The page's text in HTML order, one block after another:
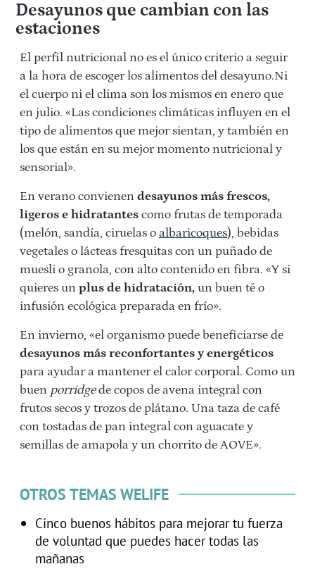
Desayunos que cambian con las
estaciones
El perfil nutricional no es el único criterio a seguir
a la hora de escoger los alimentos del desayuno.Ni
el cuerpo ni el clima son los mismos en enero que
en julio. «Las condiciones climáticas influyen en el
tipo de alimentos que mejor sientan, y también en
los que están en su mejor momento nutricional y
sensorial».
En verano convienen desayunos más frescos,
ligeros e hidratantes como frutas de temporada
(melón, sandía, ciruelas o albaricoques), bebidas
vegetales o lácteas fresquitas con un puñado de
muesli o granola, con alto contenido en fibra. «Y si
quieres un plus de hidratación, un buen té o
infusión ecológica preparada en frío».
En invierno, «el organismo puede beneficiarse de
desayunos más reconfortantes y energéticos
para ayudar a mantener el calor corporal. Como un
buen porridgede copos de avena integral con
frutos secos y trozos de plátano. Una taza de café
con tostadas de pan integral con aguacate y
semillas de amapola y un chorrito de AOVE».
OTROS TEMAS WELIFE
Cinco buenos hábitos para mejorar tu fuerza
de voluntad que puedes hacer todas las
mañanas